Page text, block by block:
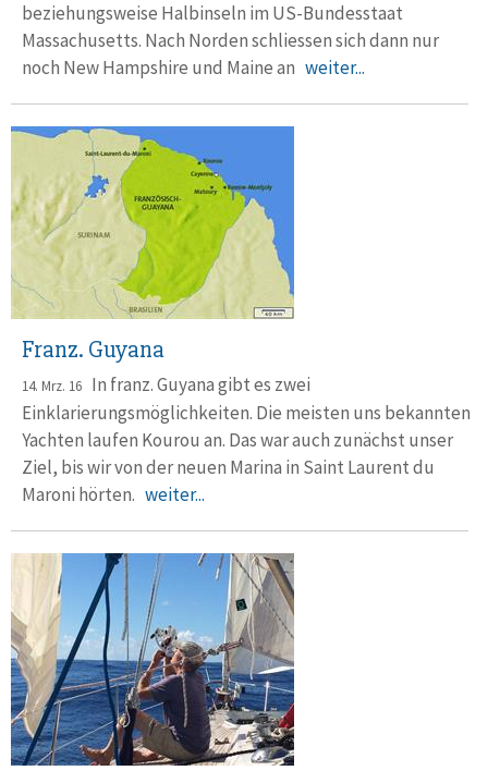
beziehungsweise Halbinseln im US-Bundesstaat
Massachusetts. Nach Norden schliessen sich dann nur
noch New Hampshire und Maine an weiter...
Franz. Guyana
14. Mrz. 16 In franz. Guyana gibt es zwei
Einklarierungsmöglichkeiten. Die meisten uns bekannten
Yachten laufen Kourou an. Das war auch zunächst unser
Ziel, bis wir von der neuen Marina in Saint Laurent du
Maroni hörten. weiter...